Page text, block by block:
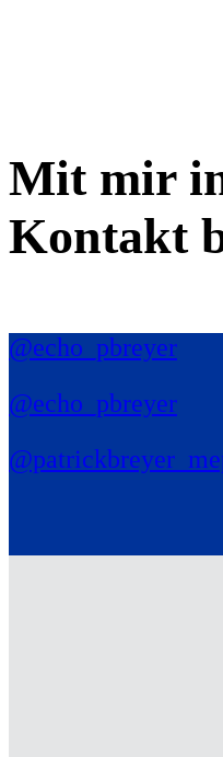
Mit mir
Kontakt
@echo_pbreyer
@echo_pbreyer